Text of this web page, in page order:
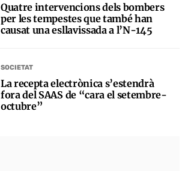
Quatre intervencions dels bombers
per les tempestes que també han
causat una esllavissada a l’N-145
SOCIETAT
La recepta electrònica s’estendrà
fora del SAAS de “cara el setembre-
octubre”